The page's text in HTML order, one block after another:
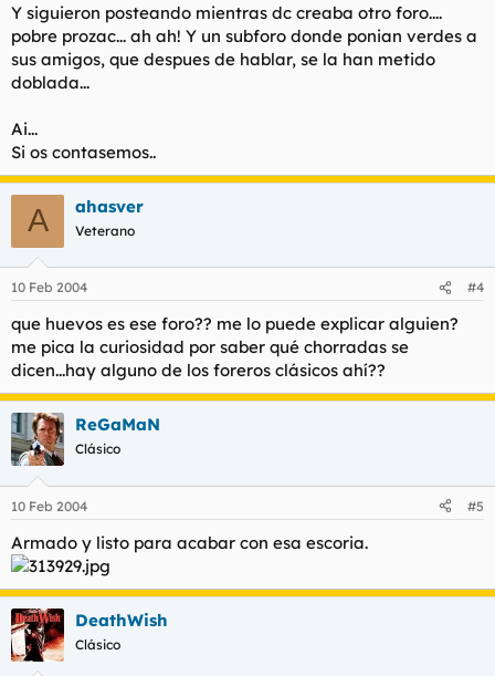
Y siguieron posteando mientras dc creaba otro foro....
pobre prozac... ah ah! Y un subforo donde ponian verdes a
sus amigos, que despues de hablar, se la han metido
doblada...
Ai...
Si os contasemos..
A ahasver
Veterano
10 Feb 2004 #4
que huevos es ese foro?? me lo puede explicar alguien?
me pica la curiosidad por saber qué chorradas se
dicen...hay alguno de los foreros clásicos ahí??
ReGaMaN
Clásico
10 Feb 2004 #5
Armado y listo para acabar con esa escoria.
DeathWish
Clásico